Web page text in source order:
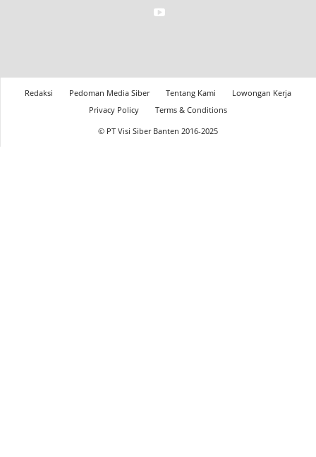
Redaksi Pedoman Media Siber Tentang Kami
Lowongan Kerja
Privacy Policy
Terms & Conditions
© PT Visi Siber Banten 2016-2025